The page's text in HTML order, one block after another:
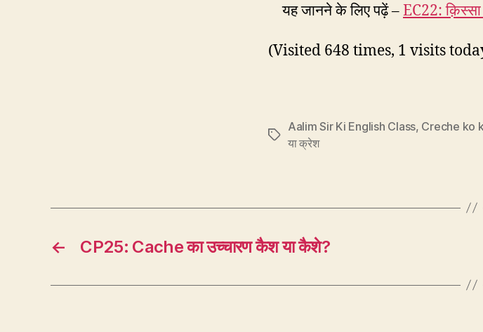
यह जानने के लिए पढ़ें –EC22: क़िस्सा
(Visited 648 times, 1 visits
Tags
Aalim Sir Ki English Class, Creche ko
या क्रेश
← CP25: Cache का उच्चारण कैश या कैशे?